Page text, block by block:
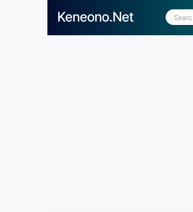
Keneono.Net